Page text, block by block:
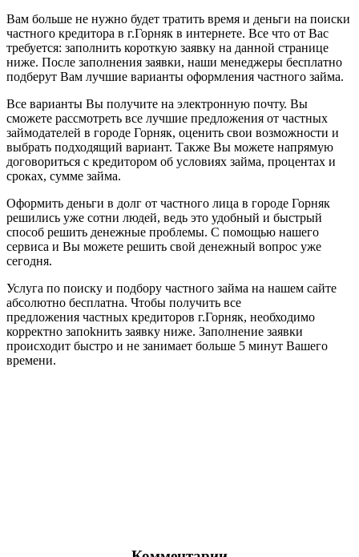
Вам больше не нужно будет тратить время и деньги на поиски
частного кредитора в г.Горняк в интернете. Все что от Вас
требуется: заполнить короткую заявку на данной странице
ниже. После заполнения заявки, наши менеджеры бесплатно
подберут Вам лучшие варианты оформления частного займа.
Все варианты Вы получите на электронную почту. Вы
сможете рассмотреть все лучшие предложения от частных
займодателей в городе Горняк, оценить свои возможности и
выбрать подходящий вариант. Также Вы можете напрямую
договориться с кредитором об условиях займа, процентах и
сроках, сумме займа.
Оформить деньги в долг от частного лица в городе Горняк
решились уже сотни людей, ведь это удобный и быстрый
способ решить денежные проблемы. С помощью нашего
сервиса и Вы можете решить свой денежный вопрос уже
сегодня.
Услуга по поиску и подбору частного займа на нашем сайте
абсолютно бесплатна. Чтобы получить все
предложения частных кредиторов г.Горняк, необходимо
корректно запоkнить заявку ниже. Заполнение заявки
происходит быстро и не занимает больше 5 минут Вашего
времени.